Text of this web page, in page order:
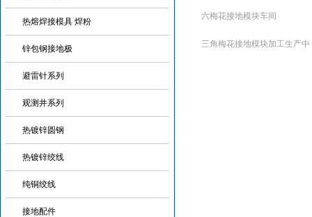
热熔焊接模具 焊粉
锌包钢接地极
避雷针系列
观测井系列
热镀锌圆钢
热镀锌绞线
纯铜绞线
接地配件
六梅花接地模块车间
三角梅花接地模块加工生产中